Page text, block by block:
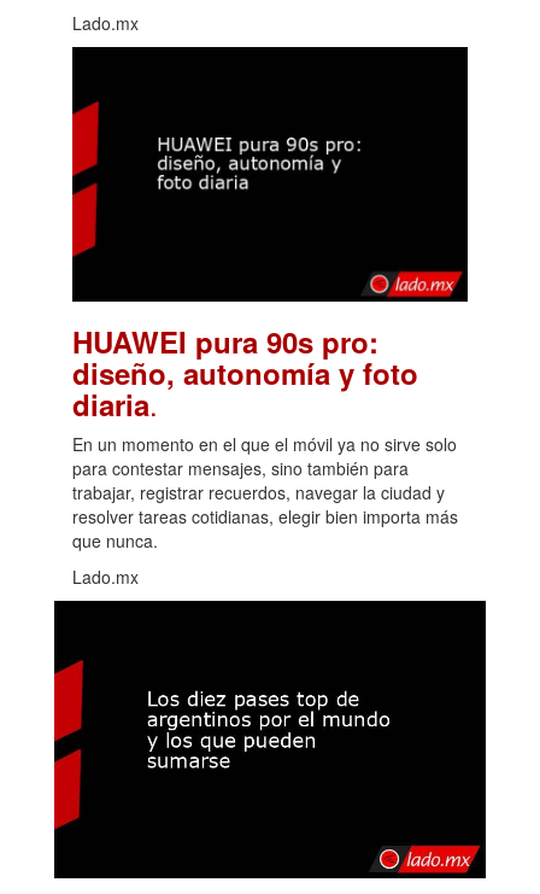
Lado.mx
HUAWEI pura 90s pro:
diseño, autonomía y foto
diaria.
En un momento en el que el móvil ya no sirve solo
para contestar mensajes, sino también para
trabajar, registrar recuerdos, navegar la ciudad y
resolver tareas cotidianas, elegir bien importa más
que nunca.
Lado.mx